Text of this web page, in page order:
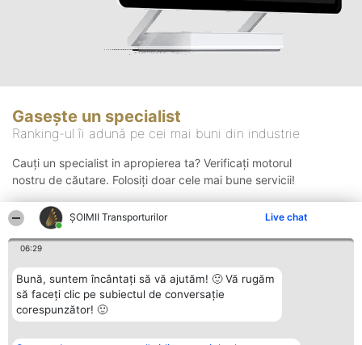
ȘOIMII Transporturilor Live chat
06:29
Bună, suntem încântați să vă ajutăm! 🙂 Vă rugăm
să faceți clic pe subiectul de conversație
corespunzător! 🙂
Gasește un specialist
Ranking-ul îi adună pe cei mai buni din industrie
Cauți un specialist in apropierea ta? Verificați motorul
nostru de căutare. Folosiți doar cele mai bune servicii!